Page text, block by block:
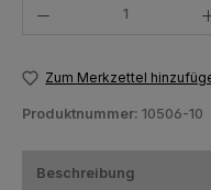
Zum Merkzettel
Produktnummer: 10506-10
Beschreibung